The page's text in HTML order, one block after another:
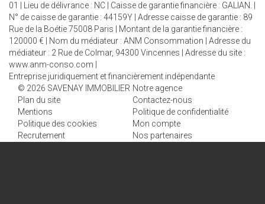
01 | Lieu de délivrance : NC | Caisse de garantie financière : GALIAN. |
N° de caisse de garantie : 44159Y | Adresse caisse de garantie : 89
Rue de la Boétie 75008 Paris | Montant de la garantie financière :
120000 € | Nom du médiateur : ANM Consommation | Adresse du
médiateur : 2 Rue de Colmar, 94300 Vincennes | Adresse du site :
www.anm-conso.com
Entreprise juridiquement et financièrement indépendante
© 2026 SAVENAY IMMOBILIER Notre agence
Plan du site
Contactez-nous
Mentions
Politique de confidentialité
Politique des cookies
Mon compte
Recrutement
Nos partenaires